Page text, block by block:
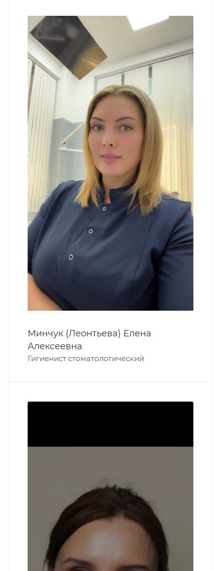
Минчук (Леонтьева) Елена
Алексеевна
Гигиенист стоматологический